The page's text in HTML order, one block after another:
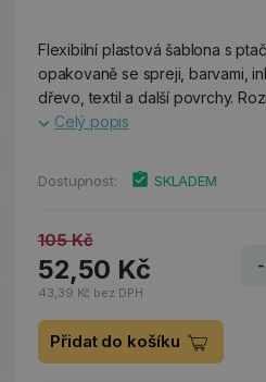
Flexibilní plastová šablona s
opakovaně se spreji, barvami,
dřevo, textil a další povrchy.
Celý popis
Dostupnost: SKLADEM
105 Kč
52,50 Kč
43,39 Kč bez DPH
-
Přidat do košíku